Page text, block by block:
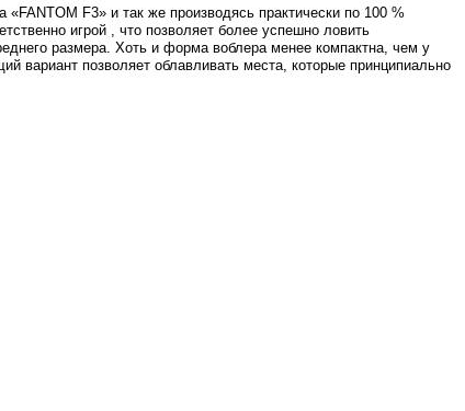
«FANTOM F3» и так же производясь практически по 100 %
игрой , что позволяет более успешно ловить
размера. Хоть и форма воблера менее компактна, чем у
вариант позволяет облавливать места, которые принципиально